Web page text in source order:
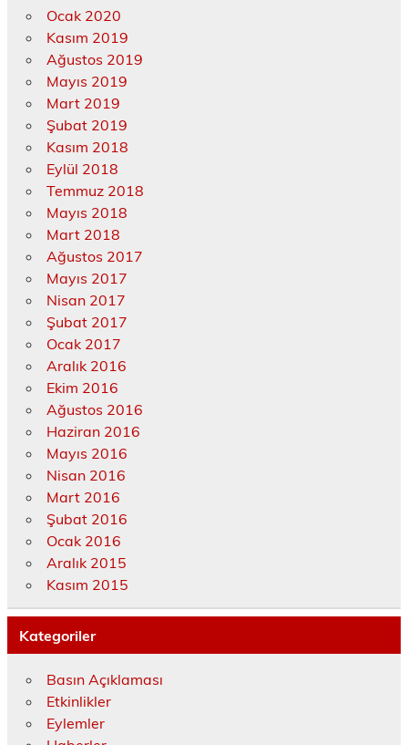
Ocak 2020
Kasım 2019
Ağustos 2019
Mayıs 2019
Mart 2019
Şubat 2019
Kasım 2018
Eylül 2018
Temmuz 2018
Mayıs 2018
Mart 2018
Ağustos 2017
Mayıs 2017
Nisan 2017
Şubat 2017
Ocak 2017
Aralık 2016
Ekim 2016
Ağustos 2016
Haziran 2016
Mayıs 2016
Nisan 2016
Mart 2016
Şubat 2016
Ocak 2016
Aralık 2015
Kasım 2015
Kategoriler
Basın Açıklaması
Etkinlikler
Eylemler